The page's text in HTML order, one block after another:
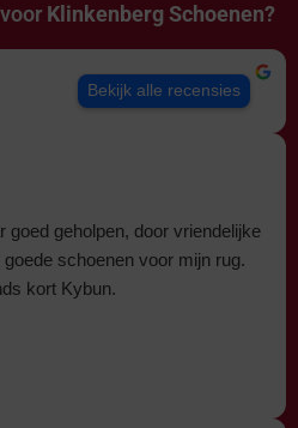
Klinkenberg Schoenen?
Bekijk alle recensies
goed geholpen, door vriendelijke
schoenen voor mijn rug.
kort Kybun.